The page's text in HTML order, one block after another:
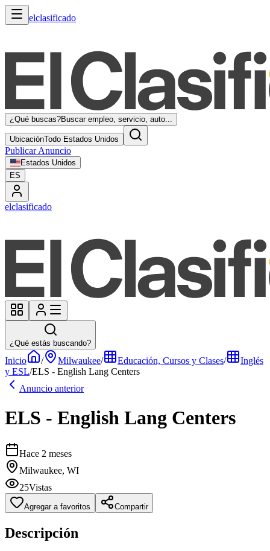
elclasificado
¿Qué buscas?Buscar empleo, servicio, auto...
UbicaciónTodo Estados Unidos
Publicar Anuncio
Estados Unidos
ES
elclasificado
¿Qué estás buscando?
Inicio / Milwaukee/ Educación, Cursos y Clases/
Inglés
y ESL/ELS - English Lang Centers
Anuncio anterior
ELS - English Lang Centers
Hace 2 meses
Milwaukee, WI
25Vistas
Agregar a favoritos Compartir
Descripción